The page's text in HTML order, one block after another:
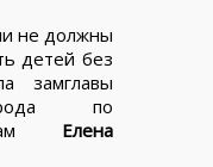
не должны
детей без
замглавы
по
Елена